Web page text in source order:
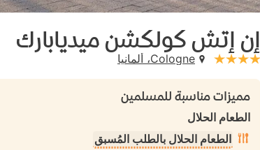
إن إتش كولكشن ميديابارك
stars: 4
Cologne، ألمانيا
مميزات مناسبة للمسلمين
الطعام الحلال
الطعام الحلال بالطلب المُسبق